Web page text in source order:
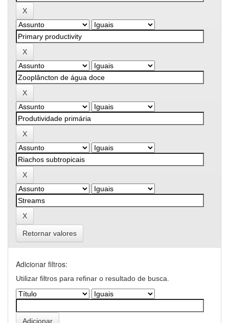
Retornar valores
Adicionar filtros:
Utilizar filtros para refinar o resultado de busca.